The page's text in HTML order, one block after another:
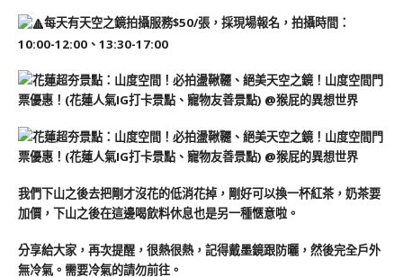
每天有天空之鏡拍攝服務$50/張，採現場報名，拍攝時間：
10:00-12:00、13:30-17:00
我們下山之後去把剛才沒花的低消花掉，剛好可以換一杯紅茶，奶茶要
加價，下山之後在這邊喝飲料休息也是另一種愜意啦。
分享給大家，再次提醒，很熱很熱，記得戴墨鏡跟防曬，然後完全戶外
無冷氣。需要冷氣的請勿前往。